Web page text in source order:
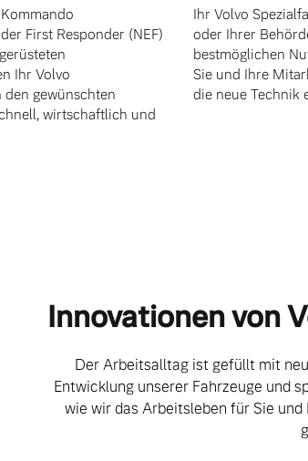
uns eine Vielzahl von Original Volvo
Sie uns direkt an.
First Responder (NEF)
Ihr Volvo
den gewünschten
wirtschaftlich und
Ihr Volvo
oder Ihrer
bestmöglichen
Sie und Ihre
die neue Technik
Innovationen von
Der Arbeitsalltag ist gefüllt mit
Entwicklung unserer Fahrzeuge und
wie wir das Arbeitsleben für Sie